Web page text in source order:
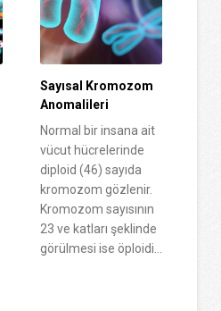
Sayısal Kromozom
Anomalileri
Normal bir insana ait
vücut hücrelerinde
diploid (46) sayıda
kromozom gözlenir.
Kromozom sayısının
23 ve katları şeklinde
görülmesi ise öploidi…